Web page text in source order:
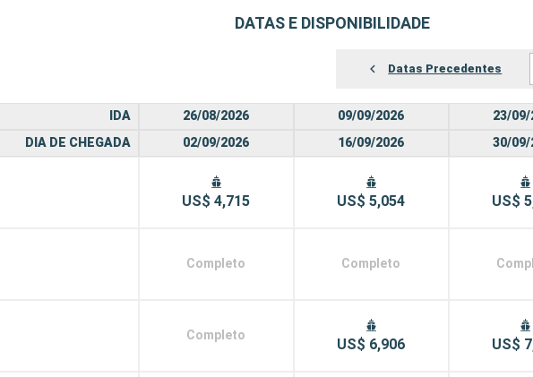
DATAS E DISPONIBILIDADE
Datas Precedentes
IDA
DIA DE CHEGADA
26/08/2026
02/09/2026
US$ 4,715
Completo
Completo
09/09/2026
16/09/2026
US$ 5,054
Completo
US$ 6,906
23/09/
30/09/
US$
US$